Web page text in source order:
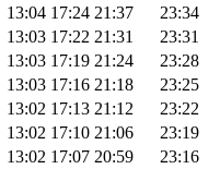
13:04 17:24 21:37
23:34
13:03 17:22 21:31
23:31
13:03 17:19 21:24
23:28
13:03 17:16 21:18
23:25
13:02 17:13 21:12
23:22
13:02 17:10 21:06
23:19
13:02 17:07 20:59
23:16